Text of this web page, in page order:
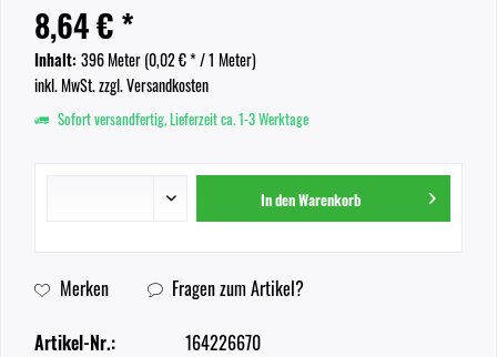
8,64 € *
Inhalt: 396 Meter (0,02 €* / 1 Meter)
inkl. MwSt.zzgl. Versandkosten
Sofort versandfertig, Lieferzeit ca. 1-3 Werktage
In denWarenkorb
Merken Fragen zum Artikel?
Artikel-Nr.: 164226670